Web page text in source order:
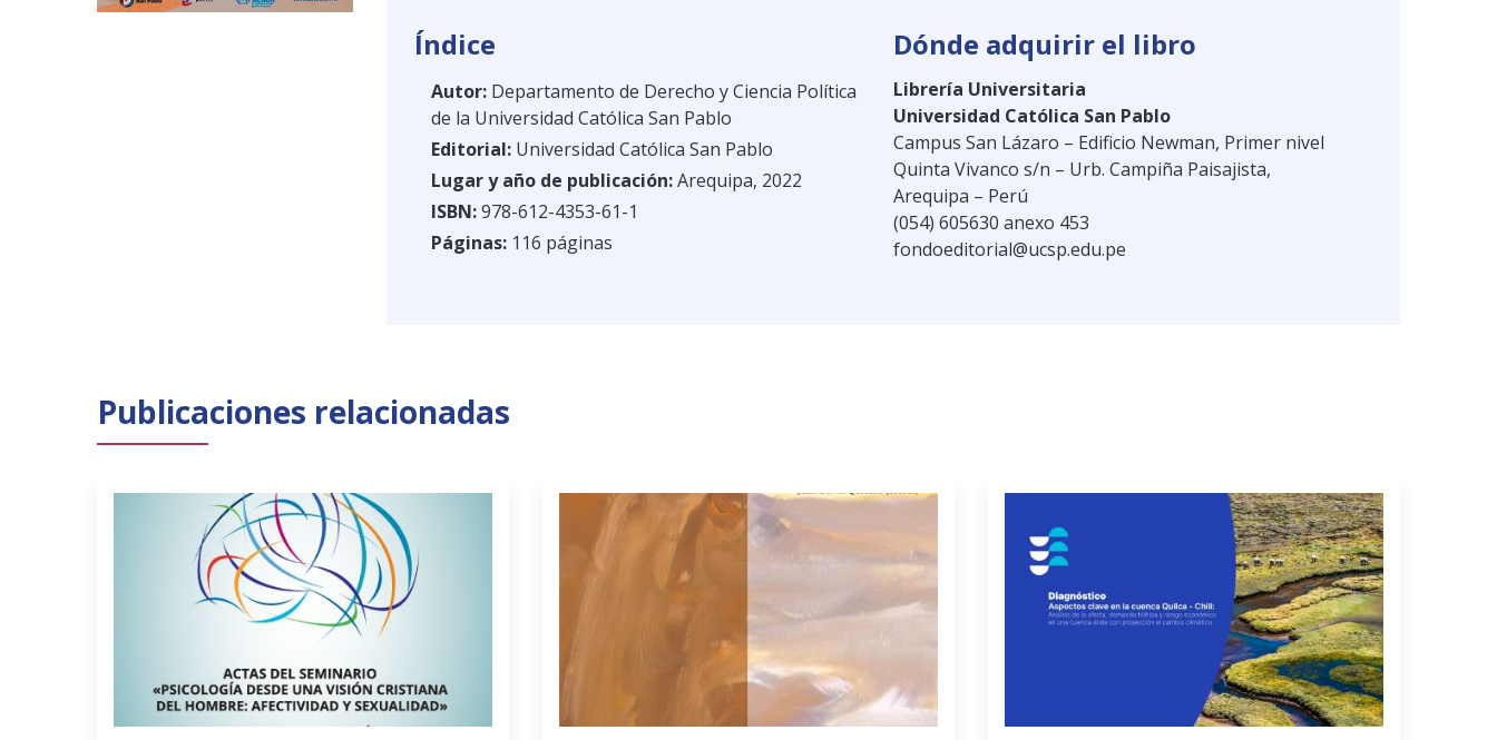
Índice
Autor: Departamento de Derecho y Ciencia Política
de la Universidad Católica San Pablo
Editorial: Universidad Católica San Pablo
Lugar y año de publicación:Arequipa, 2022
ISBN:978-612-4353-61-1
Páginas: 116 páginas
Dónde adquirir el libro
Librería Universitaria
Universidad Católica San Pablo
Campus San Lázaro – Edificio Newman, Primer nivel
Quinta Vivanco s/n – Urb. Campiña Paisajista,
Arequipa – Perú
(054) 605630 anexo 453
fondoeditorial@ucsp.edu.pe
Publicaciones relacionadas